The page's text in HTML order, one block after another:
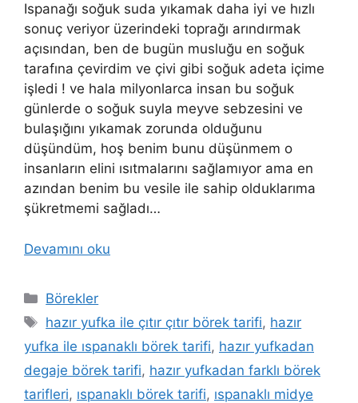
Ispanağı soğuk suda yıkamak daha iyi ve hızlı
sonuç veriyor üzerindeki toprağı arındırmak
açısından, ben de bugün musluğu en soğuk
tarafına çevirdim ve çivi gibi soğuk adeta içime
işledi ! ve hala milyonlarca insan bu soğuk
günlerde o soğuk suyla meyve sebzesini ve
bulaşığını yıkamak zorunda olduğunu
düşündüm, hoş benim bunu düşünmem o
insanların elini ısıtmalarını sağlamıyor ama en
azından benim bu vesile ile sahip olduklarıma
şükretmemi sağladı…
Devamını oku
Kategoriler
Börekler
Etiketler
hazır yufka ile çıtır çıtır börek tarifi, hazır
yufka ile ıspanaklı börek tarifi, hazır yufkadan
degaje börek tarifi, hazır yufkadan farklı börek
tarifleri, ıspanaklı börek tarifi, ıspanaklı midye